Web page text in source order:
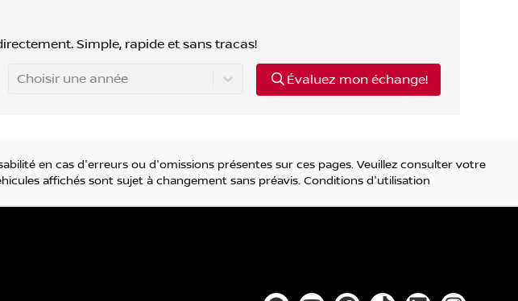
Simple, rapide et sans tracas!
Choisir une année Évaluez mon échange!
en cas d'erreurs ou d'omissions présentes sur ces pages. Veuillez consulter votre
affichés sont sujet à changement sans préavis. Conditions d'utilisation